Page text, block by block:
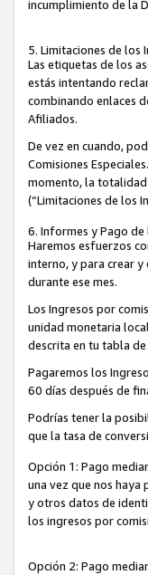
incumplimiento de la
5. Limitaciones de los
Las etiquetas de los
estás intentando
combinando enlaces
Afiliados.
De vez en cuando,
Comisiones
momento, la totalidad
(“Limitaciones de los
6. Informes y Pago
Haremos esfuerzos
interno, y para crear
durante ese mes.
Los Ingresos por
unidad monetaria
descrita en tu tabla
Pagaremos los
60 días después de
Podrías tener la
que la tasa de
Opción 1: Pago
una vez que nos
y otros datos de
los ingresos por
Opción 2: Pago